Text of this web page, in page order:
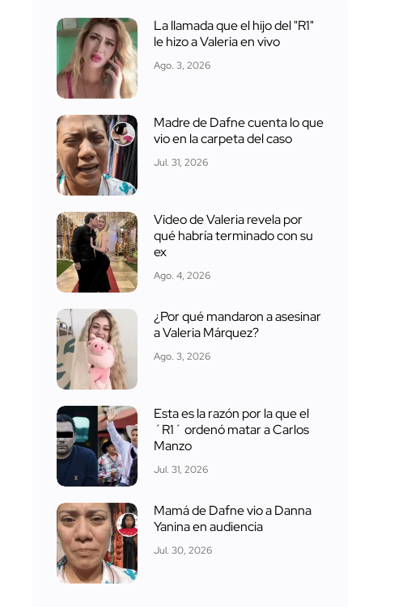
La llamada que el hijo del "R1"
le hizo a Valeria en vivo
Ago. 3, 2026
Madre de Dafne cuenta lo que
vio en la carpeta del caso
Jul. 31, 2026
Video de Valeria revela por
qué habría terminado con su
ex
Ago. 4, 2026
¿Por qué mandaron a asesinar
a Valeria Márquez?
Ago. 3, 2026
Esta es la razón por la que el
´R1´ ordenó matar a Carlos
Manzo
Jul. 31, 2026
Mamá de Dafne vio a Danna
Yanina en audiencia
Jul. 30, 2026